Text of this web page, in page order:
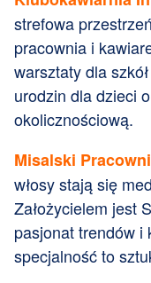
strefowa
pracownia i
warsztaty dla
urodzin dla dzieci
okolicznościową.
Misalski
włosy stają się
Założycielem jest
pasjonat trendów i
specjalność to